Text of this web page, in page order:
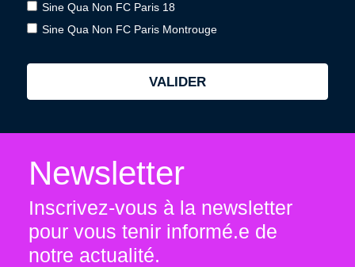
Sine Qua Non FC Paris 18
Sine Qua Non FC Paris Montrouge
Newsletter
Inscrivez-vous à la newsletter
pour vous tenir informé.e de
notre actualité.